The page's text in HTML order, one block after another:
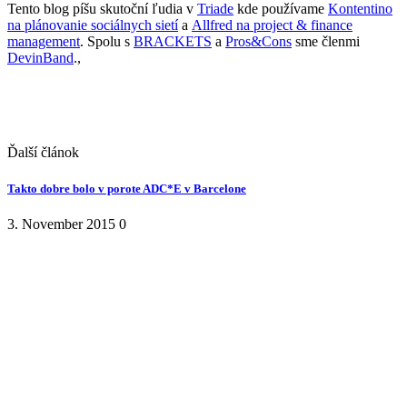
Tento blog píšu skutoční ľudia v Triade kde používame Kontentino
na plánovanie sociálnych sietía Allfred na project & finance
management. Spolu s BRACKETS a Pros&Cons sme členmi
DevinBand.,
Ďalší článok
Takto dobre bolo v porote ADC*E v Barcelone
3. November 2015 0